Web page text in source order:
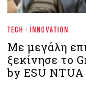
TECH - INNOVATION
Με μεγάλη
ξεκίνησε το
by ESU NTUA